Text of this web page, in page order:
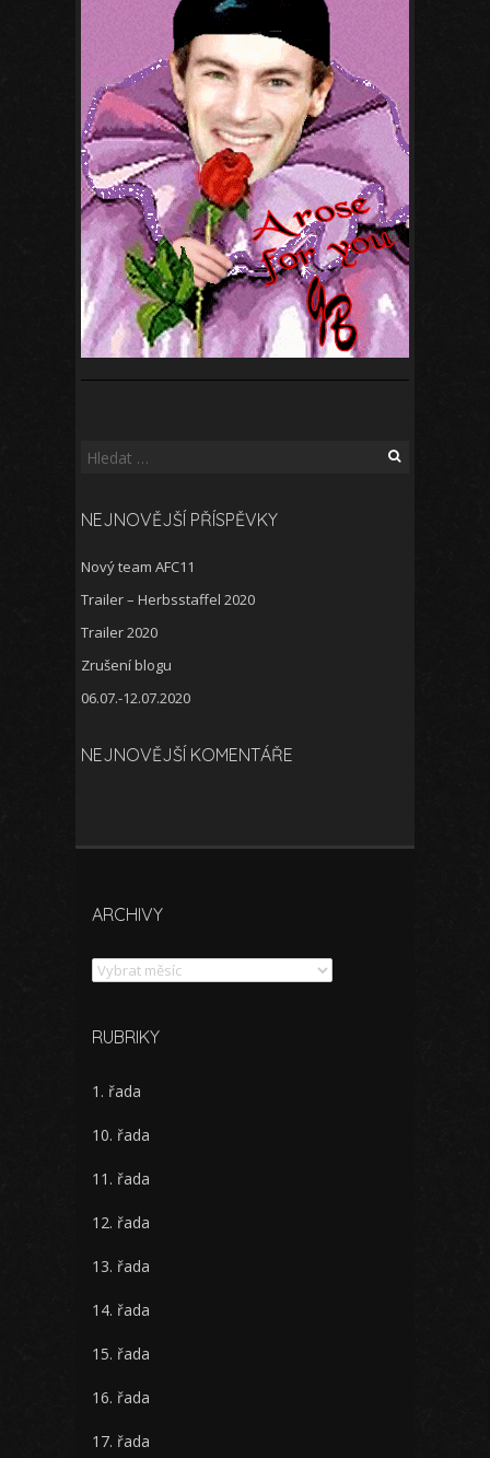
Vyhledávání
NEJNOVĚJŠÍ PŘÍSPĚVKY
Nový team AFC11
Trailer – Herbsstaffel 2020
Trailer 2020
Zrušení blogu
06.07.-12.07.2020
NEJNOVĚJŠÍ KOMENTÁŘE
ARCHIVY
Archivy
RUBRIKY
1. řada
10. řada
11. řada
12. řada
13. řada
14. řada
15. řada
16. řada
17. řada